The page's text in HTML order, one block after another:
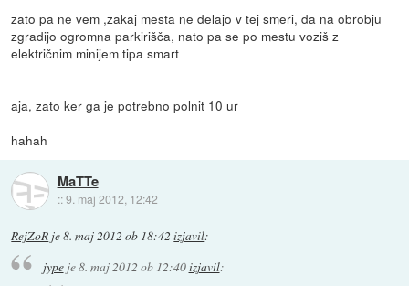
zato pa ne vem ,zakaj mesta ne delajo v tej smeri, da na obrobju
zgradijo ogromna parkirišča, nato pa se po mestu voziš z
električnim minijem tipa smart
aja, zato ker ga je potrebno polnit 10 ur
hahah
MaTTe
::9. maj 2012, 12:42
RejZoR je8. maj 2012 ob 18:42 izjavil:
jypeje8. maj 2012 ob 12:40izjavil: